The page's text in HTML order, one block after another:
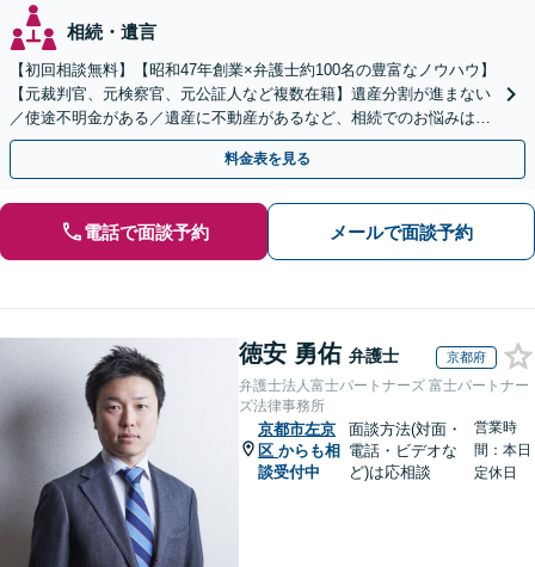
相続・遺言
【初回相談無料】【昭和47年創業×弁護士約100名の豊富なノウハウ】
【元裁判官、元検察官、元公証人など複数在籍】遺産分割が進まない
／使途不明金がある／遺産に不動産があるなど、相続でのお悩みはご
相談ください【他士業連携で登記・税も対応】
料金表を見る
電話で面談予約 メールで面談予約
徳安 勇佑 弁護士 京都府
弁護士法人富士パートナーズ 富士パートナー
ズ法律事務所
京都市左京
区 からも相
談受付中
面談方法(対面・
電話・ビデオな
ど)は応相談
営業時
間：本日
定休日